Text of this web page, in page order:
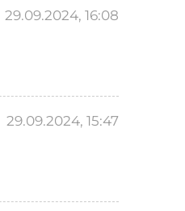
29.09.2024, 16:08
29.09.2024, 15:47